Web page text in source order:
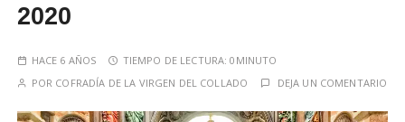
2020
HACE 6 AÑOS TIEMPO DE LECTURA:0MINUTO
POR COFRADÍA DE LA VIRGEN DEL COLLADO DEJA UN COMENTARIO